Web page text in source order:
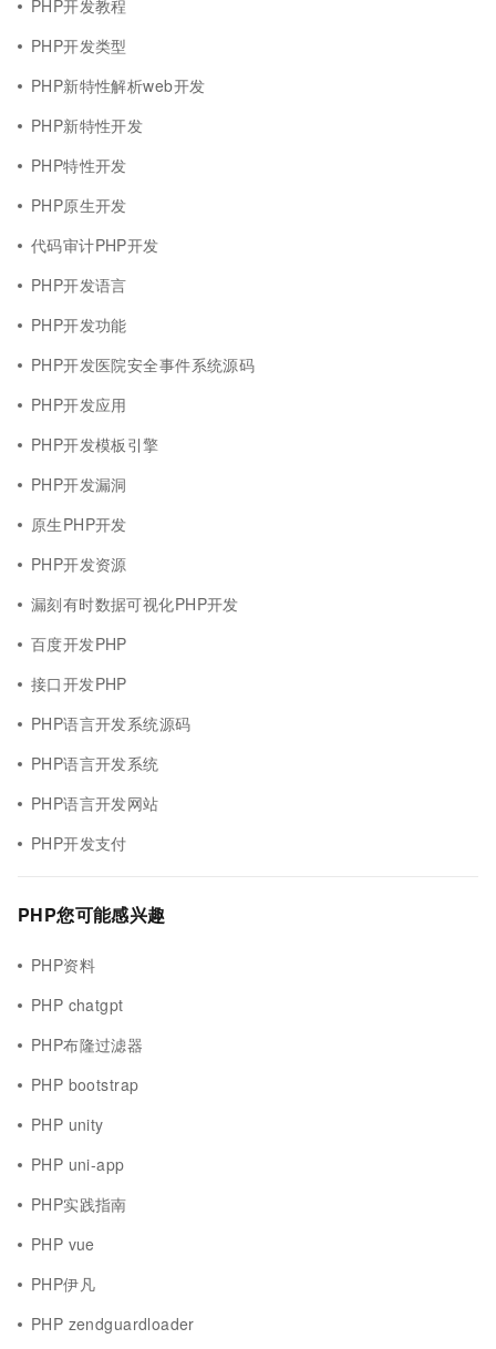
PHP开发教程
PHP开发类型
PHP新特性解析web开发
PHP新特性开发
PHP特性开发
PHP原生开发
代码审计PHP开发
PHP开发语言
PHP开发功能
PHP开发医院安全事件系统源码
PHP开发应用
PHP开发模板引擎
PHP开发漏洞
原生PHP开发
PHP开发资源
漏刻有时数据可视化PHP开发
百度开发PHP
接口开发PHP
PHP语言开发系统源码
PHP语言开发系统
PHP语言开发网站
PHP开发支付
PHP您可能感兴趣
PHP资料
PHP chatgpt
PHP布隆过滤器
PHP bootstrap
PHP unity
PHP uni-app
PHP实践指南
PHP vue
PHP伊凡
PHP zendguardloader